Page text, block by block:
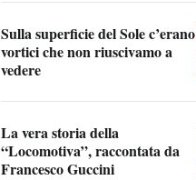
Sulla superficie del Sole c’erano
vortici che non riuscivamo a
vedere
La vera storia della
“Locomotiva”, raccontata da
Francesco Guccini